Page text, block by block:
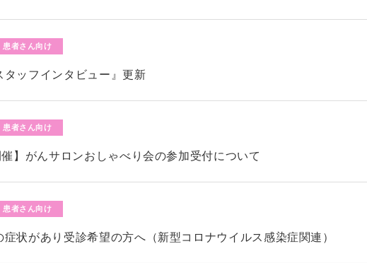
患者さん向け
タッフインタビュー』更新
患者さん向け
催】がんサロンおしゃべり会の参加受付について
患者さん向け
症状があり受診希望の方へ（新型コロナウイルス感染症関連）